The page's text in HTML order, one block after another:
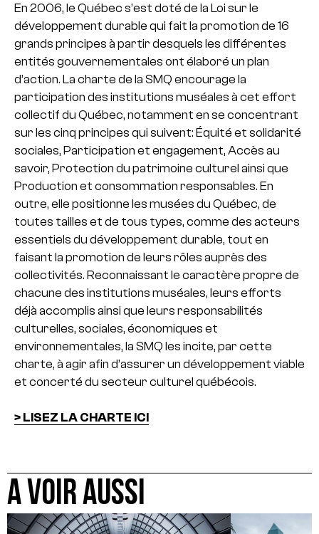
En 2006, le Québec s’est doté de la Loi sur le
développement durable qui fait la promotion de 16
grands principes à partir desquels les différentes
entités gouvernementales ont élaboré un plan
d’action. La charte de la SMQ encourage la
participation des institutions muséales à cet effort
collectif du Québec, notamment en se concentrant
sur les cinq principes qui suivent: Équité et solidarité
sociales, Participation et engagement, Accès au
savoir, Protection du patrimoine culturel ainsi que
Production et consommation responsables. En
outre, elle positionne les musées du Québec, de
toutes tailles et de tous types, comme des acteurs
essentiels du développement durable, tout en
faisant la promotion de leurs rôles auprès des
collectivités. Reconnaissant le caractère propre de
chacune des institutions muséales, leurs efforts
déjà accomplis ainsi que leurs responsabilités
culturelles, sociales, économiques et
environnementales, la SMQ les incite, par cette
charte, à agir afin d’assurer un développement viable
et concerté du secteur culturel québécois.
> LISEZ LA CHARTE ICI
A VOIR AUSSI